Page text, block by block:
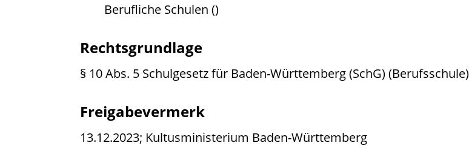
Berufliche Schulen ()
Rechtsgrundlage
§ 10 Abs. 5 Schulgesetz für Baden-Württemberg (SchG) (Berufsschule)
Freigabevermerk
13.12.2023; Kultusministerium Baden-Württemberg